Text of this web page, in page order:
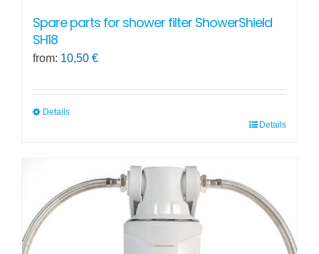
Spare parts for shower filter ShowerShield
SH18
from: 10,50 €
Details
multiple
variants.
The
options
Details